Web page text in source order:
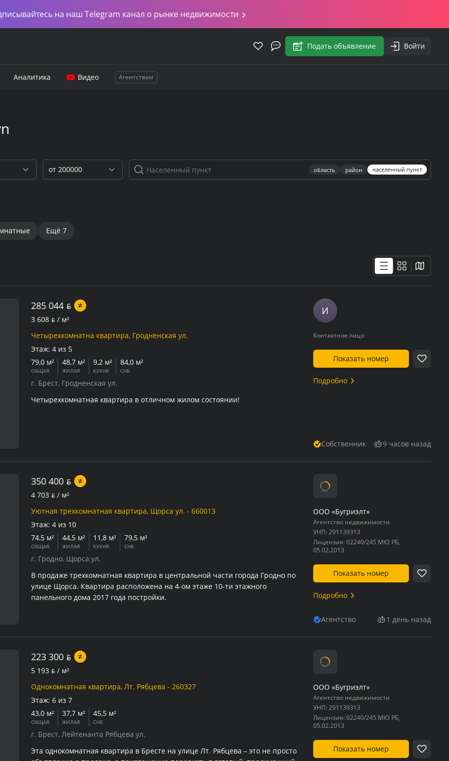
на наш Telegram канал о рынке недвижимости
Подать объявление Войти
Аналитика Видео Агентствам
от 200000 область район населенный пункт
Ещё 7
285 044 BYN
3 608 BYN / м²
Четырехкомнатна квартира, Гродненская ул.
Этаж: 4 из 5
79,0 м²
ОБЩАЯ
48,7 м²
ЖИЛАЯ
9,2 м²
КУХНЯ
84,0 м²
СНБ
г. Брест, Гродненская ул.
Четырехкомнатная квартира в отличном жилом состоянии!
И
Контактное лицо
Показать номер
Подробно
Собственник 9 часов назад
350 400 BYN
4 703 BYN / м²
Уютная трехкомнатная квартира, Щорса ул. - 660013
Этаж: 4 из 10
74,5 м²
ОБЩАЯ
44,5 м²
ЖИЛАЯ
11,8 м²
КУХНЯ
79,5 м²
СНБ
г. Гродно, Щорса ул.
В продаже трехкомнатная квартира в центральной части города Гродно по
улице Щорса. Квартира расположена на 4-ом этаже 10-ти этажного
панельного дома 2017 года постройки.
ООО «Бугриэлт»
Агентство недвижимости
УНП: 291139313
Лицензия: 02240/245 МЮ РБ,
05.02.2013
Показать номер
Подробно
Агентство 1 день назад
223 300 BYN
5 193 BYN / м²
Однокомнатная квартира, Лт. Рябцева - 260327
Этаж: 6 из 7
43,0 м²
ОБЩАЯ
37,7 м²
ЖИЛАЯ
45,5 м²
СНБ
г. Брест, Лейтенанта Рябцева ул.
Эта однокомнатная квартира в Бресте на улице Лт. Рябцева – это не просто
ООО «Бугриэлт»
Агентство недвижимости
УНП: 291139313
Лицензия: 02240/245 МЮ РБ,
05.02.2013
Показать номер